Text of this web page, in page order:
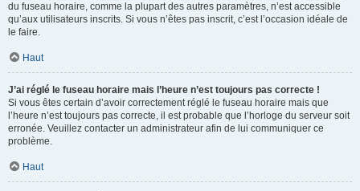
du fuseau horaire, comme la plupart des autres paramètres, n’est accessible
qu’aux utilisateurs inscrits. Si vous n’êtes pas inscrit, c’est l’occasion idéale de
le faire.
Haut
J’ai réglé le fuseau horaire mais l’heure n’est toujours pas correcte !
Si vous êtes certain d’avoir correctement réglé le fuseau horaire mais que
l’heure n’est toujours pas correcte, il est probable que l’horloge du serveur soit
erronée. Veuillez contacter un administrateur afin de lui communiquer ce
problème.
Haut